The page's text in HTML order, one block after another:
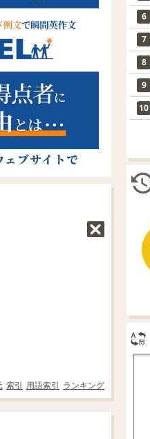
索引 用語索引 ランキング
6
7
8
9
10